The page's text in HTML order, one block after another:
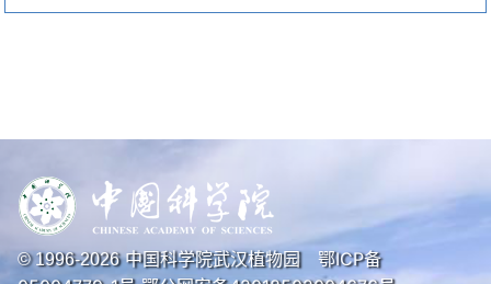
© 1996-2026中国科学院武汉植物园 鄂ICP备